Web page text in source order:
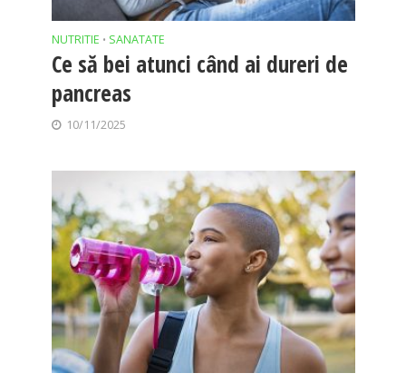
NUTRITIE • SANATATE
Ce să bei atunci când ai dureri de
pancreas
10/11/2025